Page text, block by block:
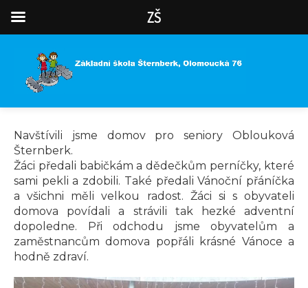
Navštívili jsme domov pro seniory Oblouková
Šternberk.
Žáci předali babičkám a dědečkům perníčky, které
sami pekli a zdobili. Také předali Vánoční přáníčka
a všichni měli velkou radost. Žáci si s obyvateli
domova povídali a strávili tak hezké adventní
dopoledne. Při odchodu jsme obyvatelům a
zaměstnancům domova popřáli krásné Vánoce a
hodně zdraví.
ZŠ